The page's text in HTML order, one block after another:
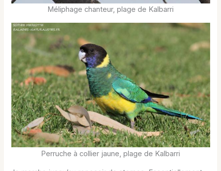
Méliphage chanteur, plage de Kalbarri
Perruche à collier jaune, plage de Kalbarri